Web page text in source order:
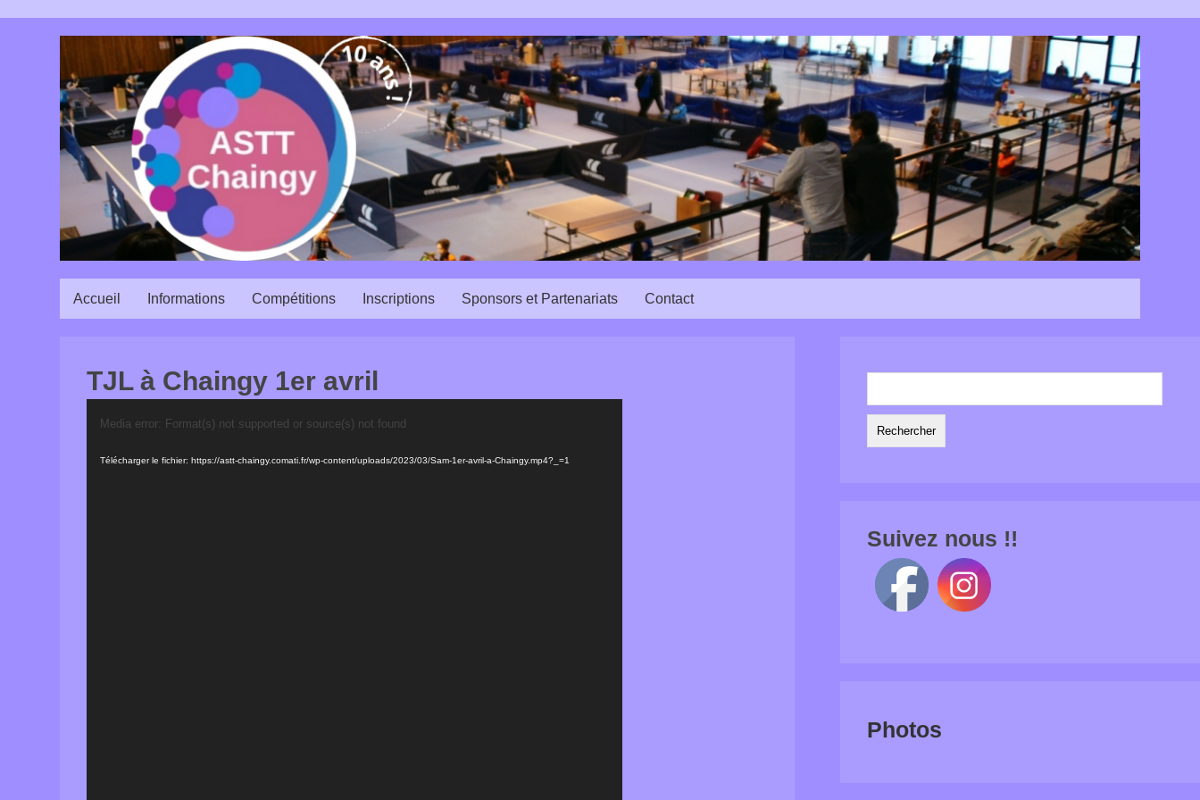
Accueil Informations Compétitions Inscriptions Sponsors et Partenariats Contact
TJL à Chaingy 1er avril
vidéo
Media error: Format(s) not supported or source(s) not found
Télécharger le fichier: https://astt-chaingy.comati.fr/wp-content/uploads/2023/03/Sam-1er-avril-a-Chaingy.mp4?_=1
Suivez nous !!
Photos